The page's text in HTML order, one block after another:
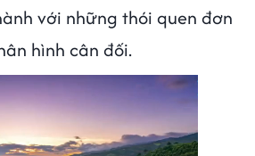
với những thói quen đơn
hình cân đối.